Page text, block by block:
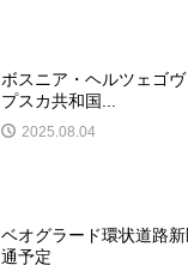
ボスニア・ヘルツェゴ
プスカ共和国...
2025.08.04
ベオグラード環状道路
通予定